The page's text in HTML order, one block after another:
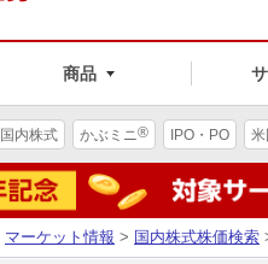
商品
国内株式 かぶミニ® IPO・PO
マーケット情報 > 国内株式株価検索